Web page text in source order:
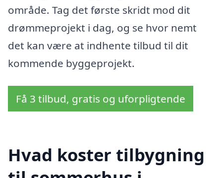
område. Tag det første skridt mod dit
drømmeprojekt i dag, og se hvor nemt
det kan være at indhente tilbud til dit
kommende byggeprojekt.
Få 3 tilbud, gratis og uforpligtende
Hvad koster tilbygning